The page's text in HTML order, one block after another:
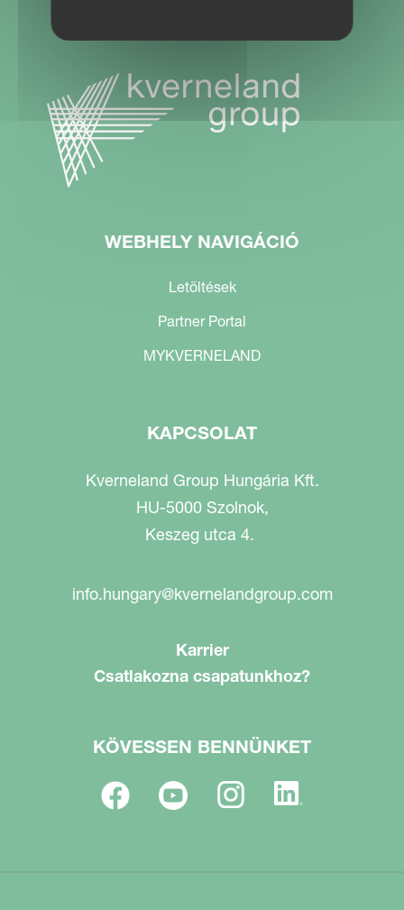
WEBHELY NAVIGÁCIÓ
Letöltések
Partner Portal
MYKVERNELAND
KAPCSOLAT
Kverneland Group Hungária Kft.
HU-5000 Szolnok,
Keszeg utca 4.
info.hungary@kvernelandgroup.com
Karrier
Csatlakozna csapatunkhoz?
KÖVESSEN BENNÜNKET